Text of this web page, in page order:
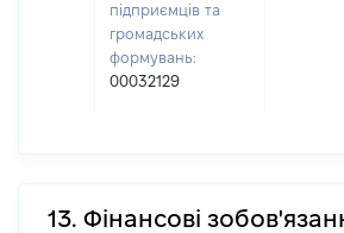
підприємців та
громадських
формувань:
00032129
13. Фінансові